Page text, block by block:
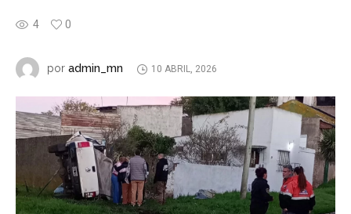
4 0
por admin_mn 10 ABRIL, 2026